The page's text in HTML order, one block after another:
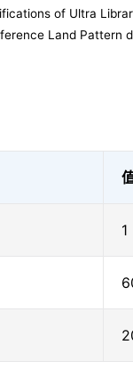
of Ultra
Land Pattern
1